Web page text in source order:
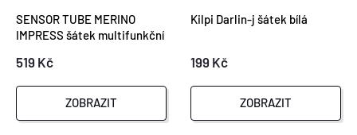
SENSOR TUBE MERINO
IMPRESS šátek multifunkční
519 Kč
ZOBRAZIT
Kilpi Darlin-j šátek bílá
199 Kč
ZOBRAZIT